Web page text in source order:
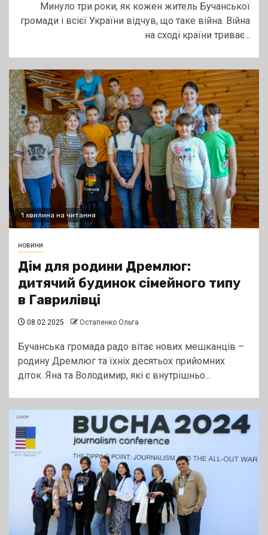
Минуло три роки, як кожен житель Бучанської
громади і всієї України відчув, що таке війна. Війна
на сході країни триває...
1 хвилина на читання
новини
Дім для родини Дремлюг:
дитячий будинок сімейного типу
в Гаврилівці
08.02.2025 Остапенко Ольга
Бучанська громада радо вітає нових мешканців –
родину Дремлюг та їхніх десятьох прийомних
діток. Яна та Володимир, які є внутрішньо...